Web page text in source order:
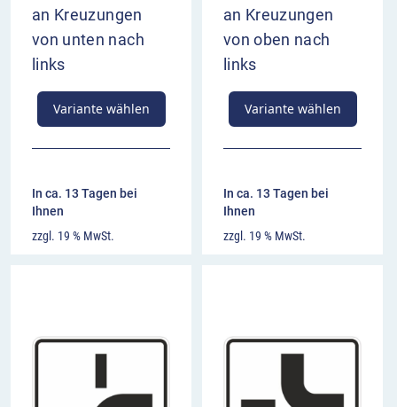
an Kreuzungen
von unten nach
links
Variante wählen
In ca. 13 Tagen bei
Ihnen
zzgl. 19 % MwSt.
an Kreuzungen
von oben nach
links
Variante wählen
In ca. 13 Tagen bei
Ihnen
zzgl. 19 % MwSt.